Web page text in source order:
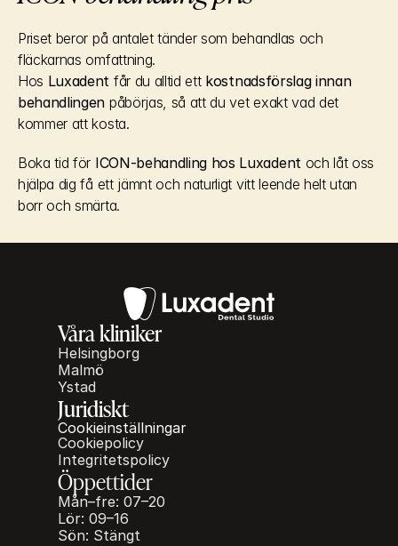
Priset beror på antalet tänder som behandlas och
fläckarnas omfattning.
Hos Luxadent får du alltid ett kostnadsförslag innan
behandlingen påbörjas, så att du vet exakt vad det
kommer att kosta.
Boka tid för ICON-behandling hos Luxadent och låt oss
hjälpa dig få ett jämnt och naturligt vitt leende helt utan
borr och smärta.
Våra kliniker
Helsingborg
Malmö
Ystad
Juridiskt
Cookieinställningar
Cookiepolicy
Integritetspolicy
Öppettider
Mån–fre: 07–20
Lör: 09–16
Sön: Stängt